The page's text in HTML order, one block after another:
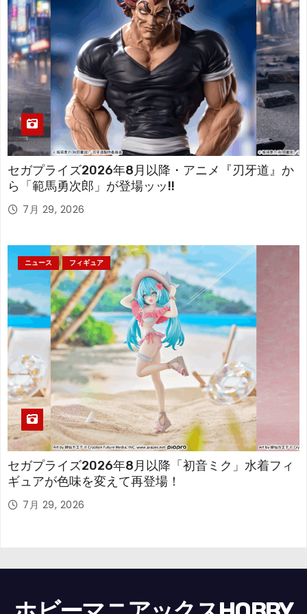
セガプライズ2026年8月以降・アニメ『刃牙道』か
ら「範馬勇次郎」が登場ッッ!!
7月 29, 2026
ニュース フィギュア
セガプライズ2026年8月以降「初音ミク」水着フィ
ギュアが色味を変えて再登場！
7月 29, 2026